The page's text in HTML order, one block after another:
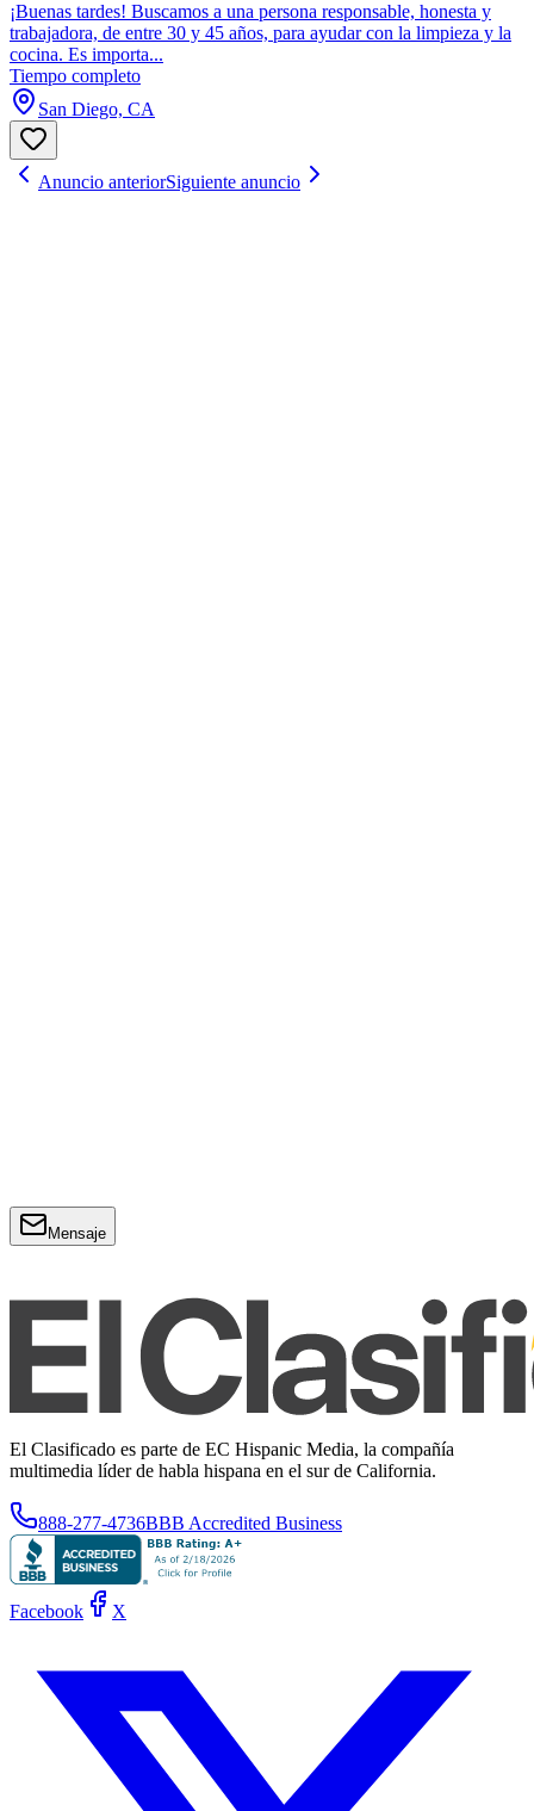
¡Buenas tardes! Buscamos a una persona responsable, honesta y
trabajadora, de entre 30 y 45 años, para ayudar con la limpieza y la
cocina. Es importa...
Tiempo completo
San Diego, CA
Anuncio anteriorSiguiente anuncio
Mensaje
El Clasificado es parte de EC Hispanic Media, la compañía
multimedia líder de habla hispana en el sur de California.
888-277-4736BBB Accredited Business
Facebook X